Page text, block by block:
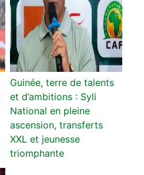
Guinée, terre de talents
et d’ambitions : Syli
National en pleine
ascension, transferts
XXL et jeunesse
triomphante